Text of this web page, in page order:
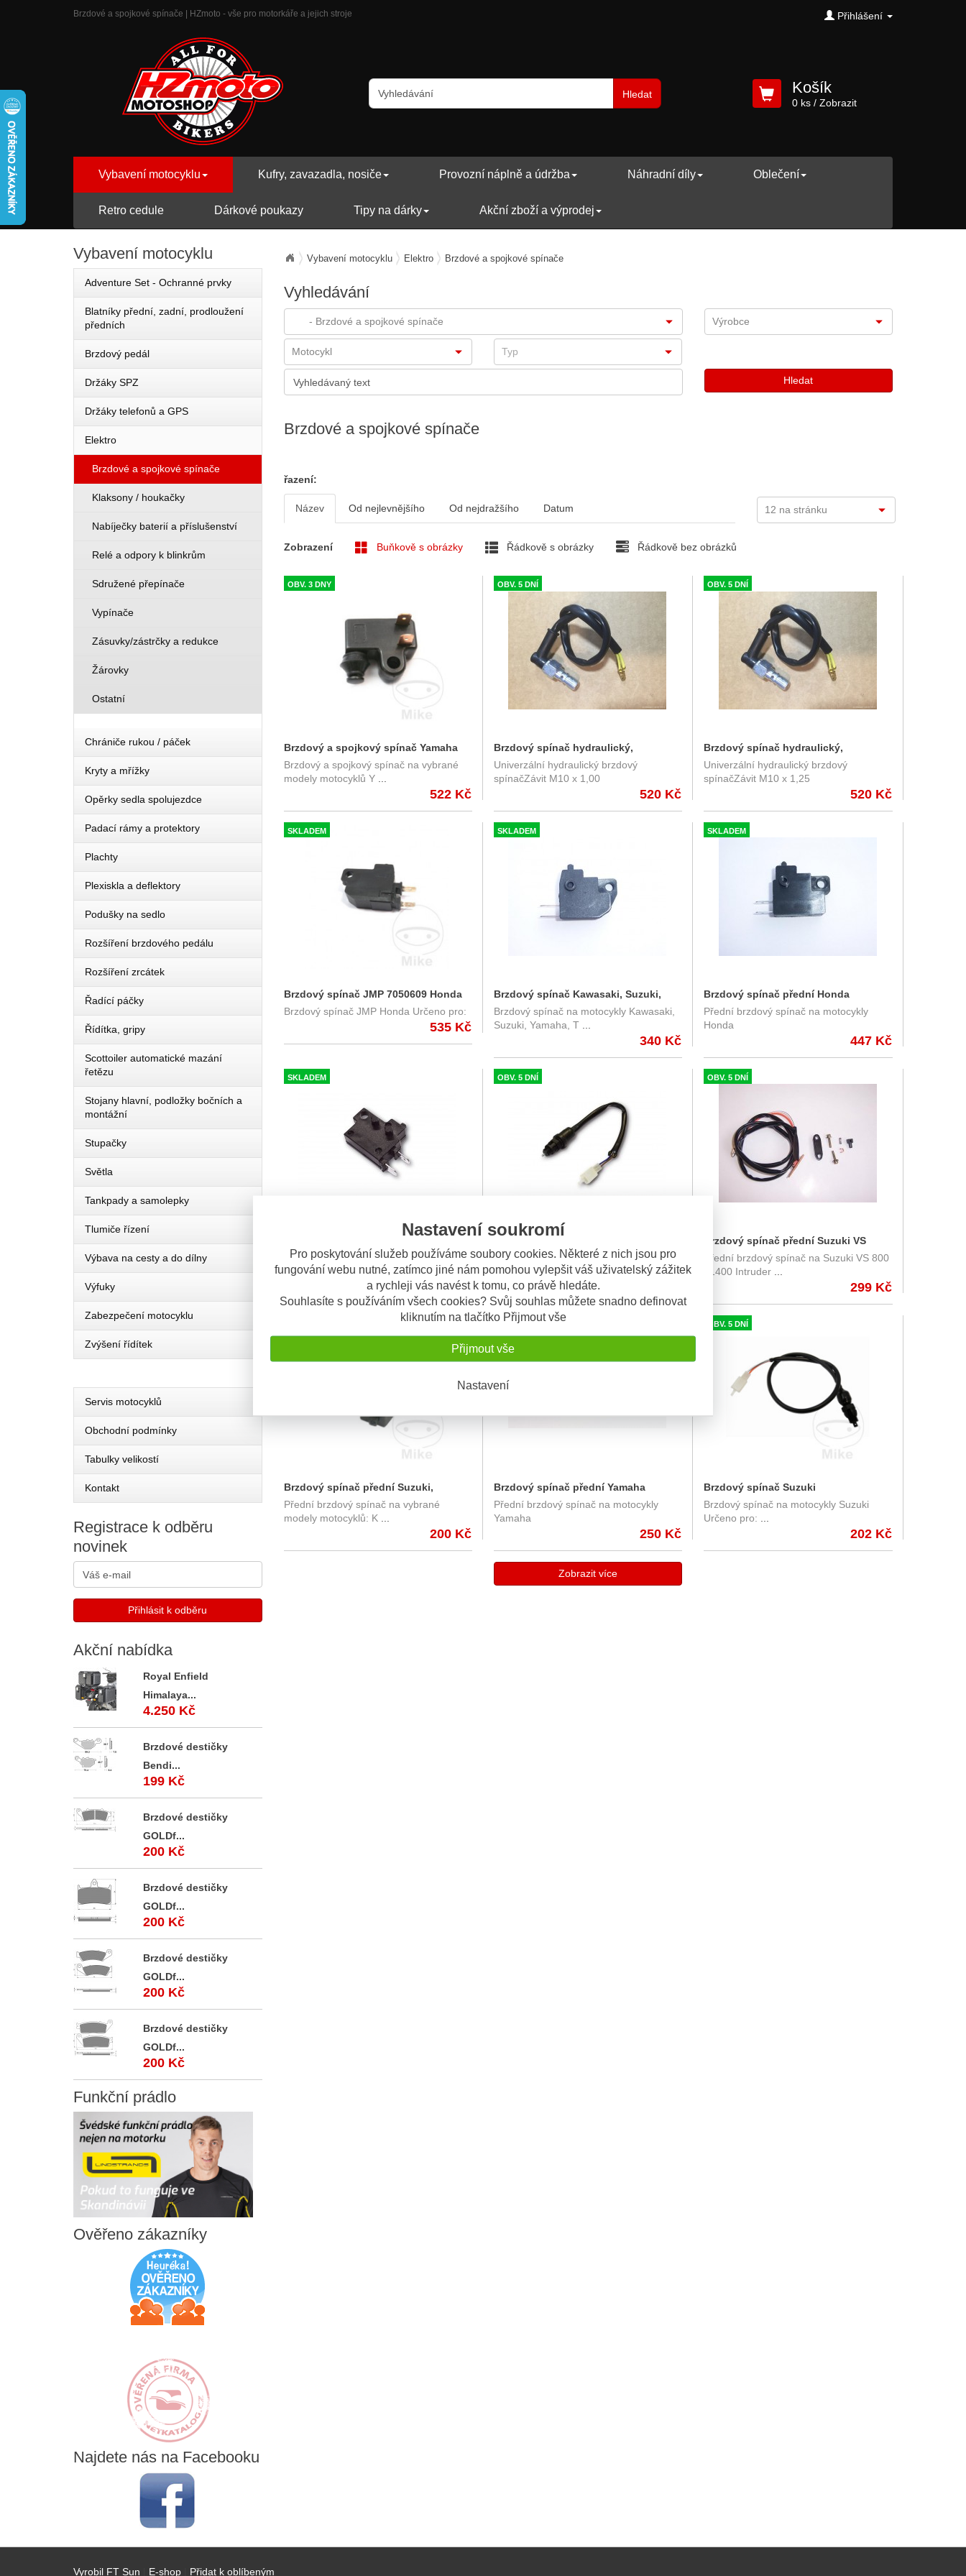
Nastavení soukromí
Pro poskytování služeb používáme soubory cookies. Některé z nich jsou pro
fungování webu nutné, zatímco jiné nám pomohou vylepšit váš uživatelský zážitek
a rychleji vás navést k tomu, co právě hledáte.
Souhlasíte s používáním všech cookies? Svůj souhlas můžete snadno definovat
kliknutím na tlačítko Přijmout vše
Přijmout vše
Nastavení
Brzdové a spojkové spínače | HZmoto - vše pro motorkáře a jejich stroje Přihlášení
Hledat Košík
0 ks/ Zobrazit
Vybavení motocyklu Kufry, zavazadla, nosiče Provozní náplně a údržba Náhradní díly Oblečení
Retro cedule Dárkové poukazy Tipy na dárky Akční zboží a výprodej
Vybavení motocyklu Elektro Brzdové a spojkové spínače
Vyhledávání
Brzdové a spojkové spínače
řazení:
Název Od nejlevnějšího Od nejdražšího Datum
Zobrazení Buňkově s obrázky Řádkově s obrázky Řádkově bez obrázků
OBV. 3 DNY
Brzdový a spojkový spínač Yamaha
Brzdový a spojkový spínač na vybrané
modely motocyklů Y...
522 Kč
OBV. 5 DNÍ
Brzdový spínač hydraulický,
univerzální M10 x 1,00
Univerzální hydraulický brzdový
spínačZávit M10 x 1,00
520 Kč
OBV. 5 DNÍ
Brzdový spínač hydraulický,
univerzální M10 x 1,25
Univerzální hydraulický brzdový
spínačZávit M10 x 1,25
520 Kč
SKLADEM
Brzdový spínač JMP 7050609 Honda
Brzdový spínač JMP Honda Určeno pro:
535 Kč
SKLADEM
Brzdový spínač Kawasaki, Suzuki,
Yamaha, Triumph
Brzdový spínač na motocykly Kawasaki,
Suzuki, Yamaha, T...
340 Kč
SKLADEM
Brzdový spínač přední Honda
Přední brzdový spínač na motocykly
Honda
447 Kč
SKLADEM
Yamaha
Brzdový spínač přední na motocykly
YAMAHA, HONDA
330 Kč
OBV. 5 DNÍ
Přední brzdový spínač na vybrané
modely Kawasaki Určen...
OBV. 5 DNÍ
Brzdový spínač přední Suzuki VS
Intruder
Přední brzdový spínač na Suzuki VS 800
/ 1400 Intruder
299 Kč
Brzdový spínač přední Suzuki,
Kawasaki, Peugeot
Přední brzdový spínač na vybrané
modely motocyklů: K...
200 Kč
OBV. 5 DNÍ
Brzdový spínač přední Yamaha
Přední brzdový spínač na motocykly
Yamaha
250 Kč
OBV. 5 DNÍ
Brzdový spínač Suzuki
Brzdový spínač na motocykly Suzuki
Určeno pro:
202 Kč
Zobrazit více
Vybavení motocyklu
Adventure Set - Ochranné prvky
Blatníky přední, zadní, prodloužení
předních
Brzdový pedál
Držáky SPZ
Držáky telefonů a GPS
Elektro
Brzdové a spojkové spínače
Klaksony / houkačky
Nabíječky baterií a příslušenství
Relé a odpory k blinkrům
Sdružené přepínače
Vypínače
Zásuvky/zástrčky a redukce
Žárovky
Ostatní
Chrániče rukou / páček
Kryty a mřížky
Opěrky sedla spolujezdce
Padací rámy a protektory
Plachty
Plexiskla a deflektory
Podušky na sedlo
Rozšíření brzdového pedálu
Rozšíření zrcátek
Řadící páčky
Řídítka, gripy
Scottoiler automatické mazání
řetězu
Stojany hlavní, podložky bočních a
montážní
Stupačky
Světla
Tankpady a samolepky
Tlumiče řízení
Výbava na cesty a do dílny
Výfuky
Zabezpečení motocyklu
Zvýšení řídítek
Servis motocyklů
Obchodní podmínky
Tabulky velikostí
Kontakt
Registrace k odběru
novinek
Akční nabídka
Royal Enfield
Himalaya...
4.250 Kč
Brzdové destičky
Bendi...
199 Kč
Brzdové destičky
GOLDf...
200 Kč
Brzdové destičky
GOLDf...
200 Kč
Brzdové destičky
GOLDf...
200 Kč
Brzdové destičky
GOLDf...
200 Kč
Funkční prádlo
Ověřeno zákazníky
Najdete nás na Facebooku
Vyrobil FT Sun E-shop Přidat k oblíbeným